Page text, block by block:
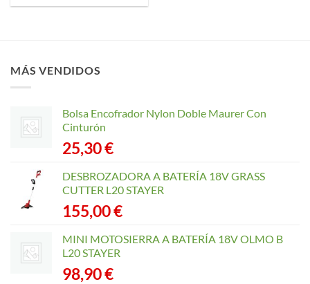
MÁS VENDIDOS
Bolsa Encofrador Nylon Doble Maurer Con
Cinturón
25,30€
DESBROZADORA A BATERÍA 18V GRASS
CUTTER L20 STAYER
155,00€
MINI MOTOSIERRA A BATERÍA 18V OLMO B
L20 STAYER
98,90€